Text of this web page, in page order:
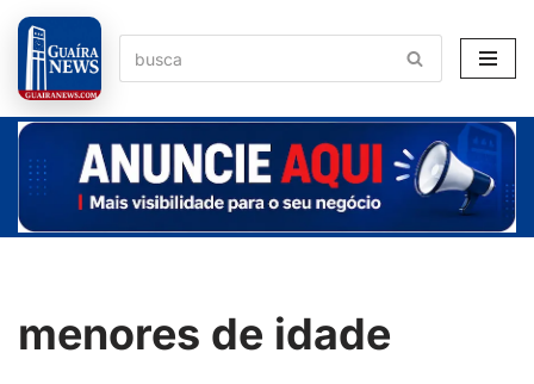
Pular
para
o
conteúdo
menores de idade